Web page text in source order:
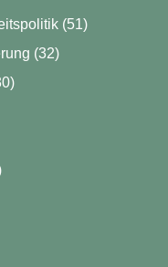
(51)
(32)